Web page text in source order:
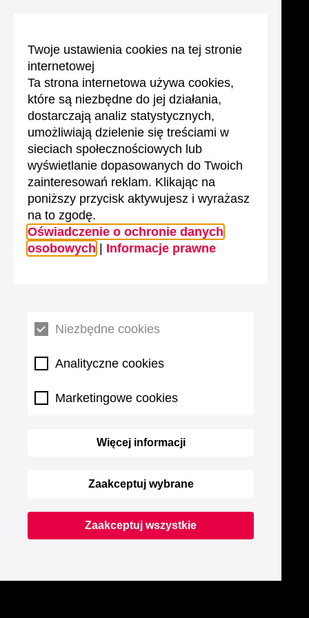
Twoje ustawienia cookies na tej stronie
internetowej
Ta strona internetowa używa cookies,
które są niezbędne do jej działania,
dostarczają analiz statystycznych,
umożliwiają dzielenie się treściami w
sieciach społecznościowych lub
wyświetlanie dopasowanych do Twoich
zainteresowań reklam. Klikając na
poniższy przycisk aktywujesz i wyrażasz
na to zgodę.
Oświadczenie o ochronie danych
osobowych
Informacje prawne
Niezbędne cookies
Analityczne cookies
Marketingowe cookies
Więcej informacji
Zaakceptuj wybrane
Zaakceptuj wszystkie